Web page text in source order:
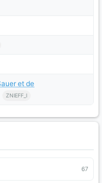
et de
ZNIEFF_I
67